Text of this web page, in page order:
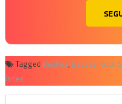
Tagged Beatles, Beatles Rock
Artes